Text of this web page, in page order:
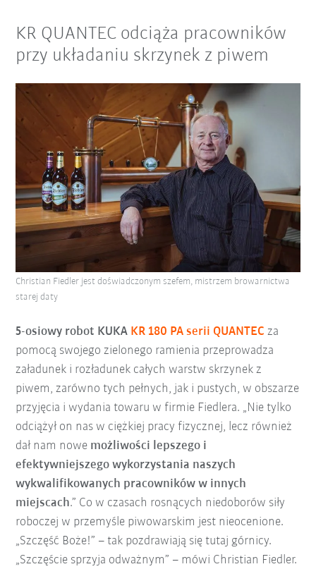
KR QUANTEC odciąża pracowników
przy układaniu skrzynek z piwem
5-osiowy robot KUKA KR 180 PA serii QUANTEC za
pomocą swojego zielonego ramienia przeprowadza
załadunek i rozładunek całych warstw skrzynek z
piwem, zarówno tych pełnych, jak i pustych, w obszarze
przyjęcia i wydania towaru w firmie Fiedlera. „Nie tylko
odciążył on nas w ciężkiej pracy fizycznej, lecz również
dał nam nowe możliwości lepszego i
efektywniejszego wykorzystania naszych
wykwalifikowanych pracowników w innych
miejscach.” Co w czasach rosnących niedoborów siły
roboczej w przemyśle piwowarskim jest nieocenione.
„Szczęść Boże!” – tak pozdrawiają się tutaj górnicy.
„Szczęście sprzyja odważnym” – mówi Christian Fiedler.
Christian Fiedler jest doświadczonym szefem, mistrzem browarnictwa
starej daty